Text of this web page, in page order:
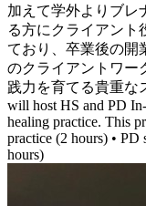
加えて学外よりブレ
る方にクライアント
ており、卒業後の開
のクライアントワー
践力を育てる貴重な
will host HS and PD
healing practice. This
practice (2 hours) •
hours)